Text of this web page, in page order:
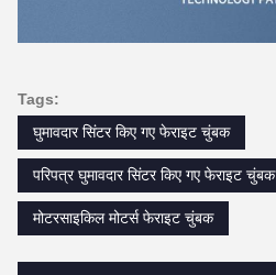
Tags:
घुमावदार सिंटर किए गए फेराइट चुंबक
परिपत्र घुमावदार सिंटर किए गए फेराइट चुंबक
मोटरसाइकिल मोटर्स फेराइट चुंबक